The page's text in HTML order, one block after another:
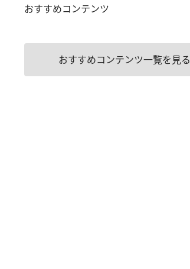
おすすめコンテンツ
おすすめコンテンツ一覧を見る